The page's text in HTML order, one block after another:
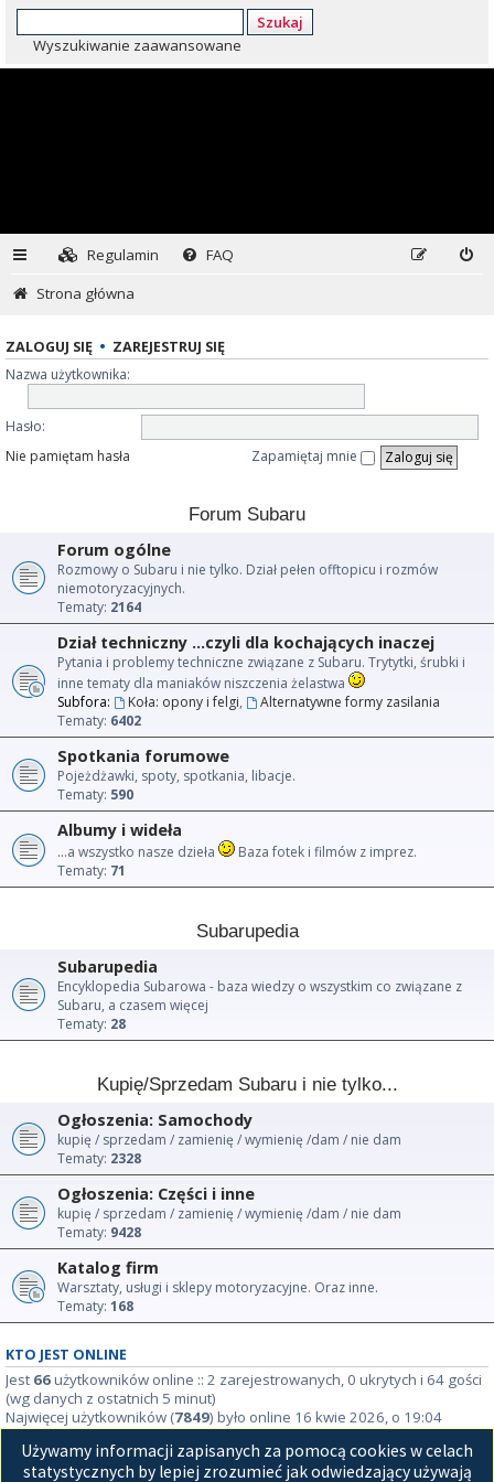
Szukaj
Wyszukiwanie zaawansowane
Regulamin
FAQ
Strona główna
ZALOGUJ SIĘ • ZAREJESTRUJ SIĘ
Nazwa użytkownika:
Hasło:
Nie pamiętam hasła
Zapamiętaj mnie
Forum Subaru
Forum ogólne
Rozmowy o Subaru i nie tylko. Dział pełen offtopicu i rozmów
niemotoryzacyjnych.
Tematy: 2164
Dział techniczny ...czyli dla kochających inaczej
Pytania i problemy techniczne związane z Subaru. Trytytki, śrubki i
inne tematy dla maniaków niszczenia żelastwa
Subfora:
Koła: opony i felgi,
Alternatywne formy zasilania
Tematy: 6402
Spotkania forumowe
Pojeżdżawki, spoty, spotkania, libacje.
Tematy: 590
Albumy i wideła
...a wszystko nasze dzieła
Baza fotek i filmów z imprez.
Tematy: 71
Subarupedia
Subarupedia
Encyklopedia Subarowa - baza wiedzy o wszystkim co związane z
Subaru, a czasem więcej
Tematy: 28
Kupię/Sprzedam Subaru i nie tylko...
Ogłoszenia: Samochody
kupię / sprzedam / zamienię / wymienię /dam / nie dam
Tematy: 2328
Ogłoszenia: Części i inne
kupię / sprzedam / zamienię / wymienię /dam / nie dam
Tematy: 9428
Katalog firm
Warsztaty, usługi i sklepy motoryzacyjne. Oraz inne.
Tematy: 168
KTO JEST ONLINE
Jest 66użytkowników online :: 2 zarejestrowanych, 0 ukrytych i 64 gości
(wg danych z ostatnich 5 minut)
Najwięcej użytkowników (7849) było online 16 kwie 2026, o 19:04
STATYSTYKI
Używamy informacji zapisanych za pomocą cookies w celach
statystycznych by lepiej zrozumieć jak odwiedzający używają